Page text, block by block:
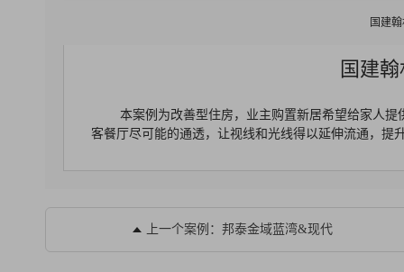
国建
国建
本案例为改善型住房，业主购置新居希望给家人
客餐厅尽可能的通透，让视线和光线得以延伸流通，提
上一个案例：邦泰金域蓝湾&现代